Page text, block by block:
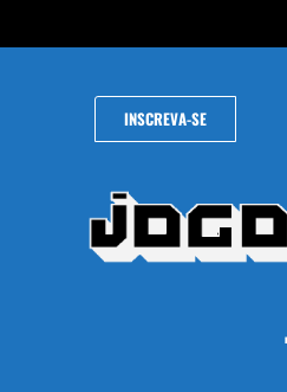
INSCREVA-SE